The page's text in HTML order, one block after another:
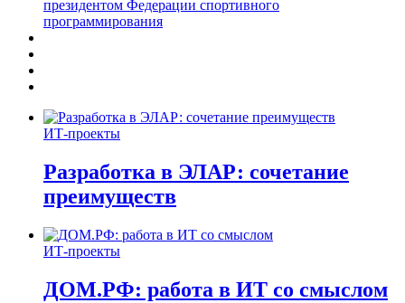
президентом Федерации спортивного
программирования
ИТ-проекты
Разработка в ЭЛАР: сочетание
преимуществ
ИТ-проекты
ДОМ.РФ: работа в ИТ со смыслом